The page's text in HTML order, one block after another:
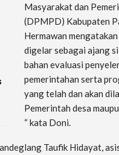
Masyarakat dan
(DPMPD) Kabupaten
Hermawan
digelar sebagai ajang
bahan evaluasi
pemerintahan serta
yang telah dan akan
Pemerintah desa
“ kata Doni.
Taufik Hidayat,